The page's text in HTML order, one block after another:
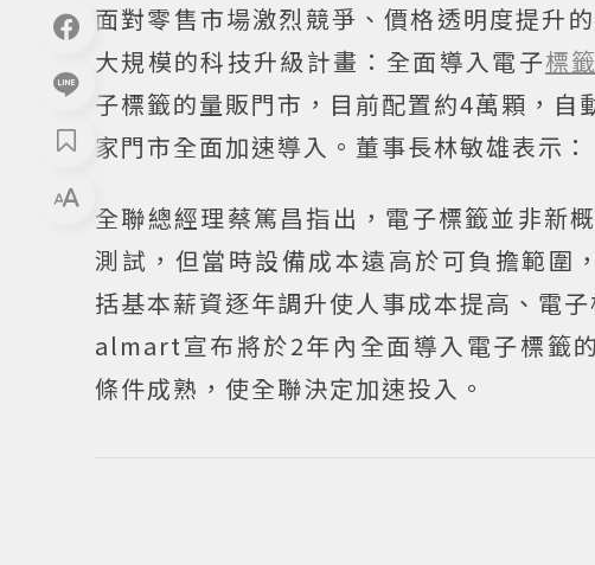
面對零售市場激烈競爭、價格透明度提升
大規模的科技升級計畫：全面導入電子標籤
子標籤的量販門市，目前配置約4萬顆，
家門市全面加速導入。董事長林敏雄表示：
全聯總經理蔡篤昌指出，電子標籤並非新
測試，但當時設備成本遠高於可負擔範圍
括基本薪資逐年調升使人事成本提高、電
almart宣布將於2年內全面導入電子標籤
條件成熟，使全聯決定加速投入。